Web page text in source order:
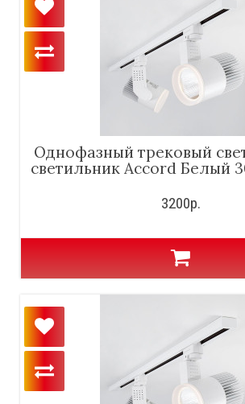
Однофазный трековый
светильник Accord Белый
3200р.